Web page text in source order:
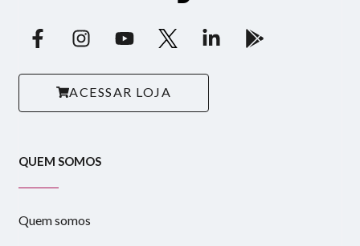
ACESSAR LOJA
QUEM SOMOS
Quem somos